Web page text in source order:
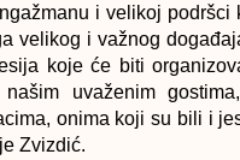
i velikoj
velikog i važnog
koje će biti
uvaženim
onima koji su bili i
Zvizdić.